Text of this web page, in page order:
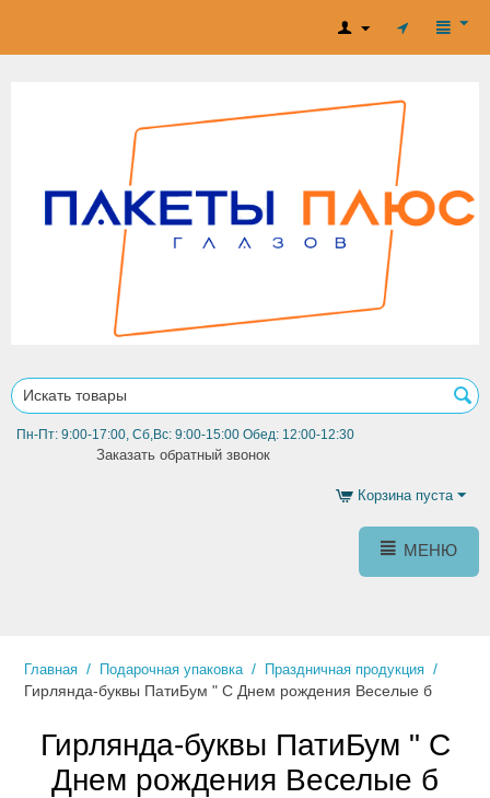
Пн-Пт: 9:00-17:00, Сб,Вс: 9:00-15:00 Обед: 12:00-12:30
Заказать обратный звонок
Корзина пуста
МЕНЮ
Главная / Подарочная упаковка / Праздничная продукция /
Гирлянда-буквы ПатиБум " С Днем рождения Веселые б
Гирлянда-буквы ПатиБум " С
Днем рождения Веселые б